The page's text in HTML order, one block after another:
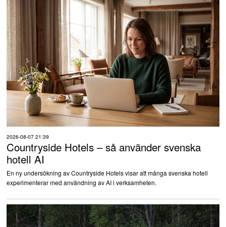
2026-08-07 21:39
Countryside Hotels – så använder svenska
hotell AI
En ny undersökning av Countryside Hotels visar att många svenska hotell
experimenterar med användning av AI i verksamheten.